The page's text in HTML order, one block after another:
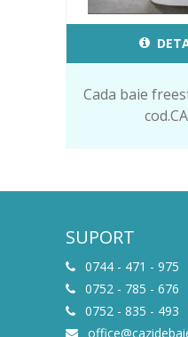
Cada baie
SUPORT
0744 - 471 - 975
0752 - 785 - 676
0752 - 835 - 493